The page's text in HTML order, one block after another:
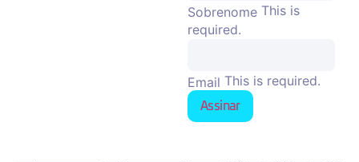
Sobrenome This is
required.
Email This is required.
Assinar